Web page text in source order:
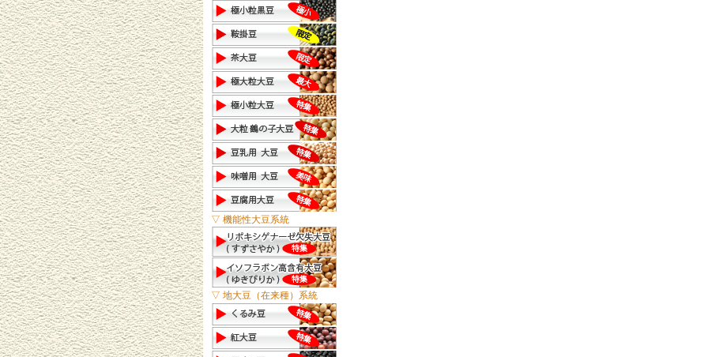
▽ 機能性大豆系統
▽ 地大豆（在来種）系統